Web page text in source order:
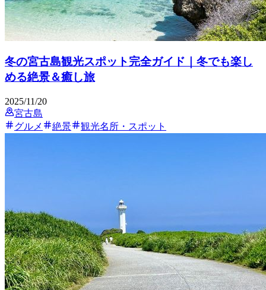
冬の宮古島観光スポット完全ガイド｜冬でも楽し
める絶景＆癒し旅
2025/11/20
宮古島
グルメ
絶景 観光名所・スポット